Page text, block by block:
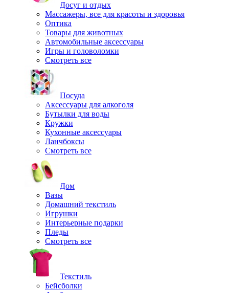
Досуг и отдых
Массажеры, все для красоты и здоровья
Оптика
Товары для животных
Автомобильные аксессуары
Игры и головоломки
Смотреть все
Посуда
Аксессуары для алкоголя
Бутылки для воды
Кружки
Кухонные аксессуары
Ланчбоксы
Смотреть все
Дом
Вазы
Домашний текстиль
Игрушки
Интерьерные подарки
Пледы
Смотреть все
Текстиль
Бейсболки